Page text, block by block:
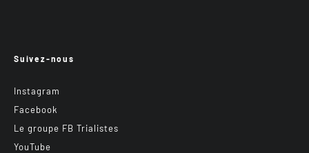
Suivez-nous
Instagram
Facebook
Le groupe FB Trialistes
YouTube